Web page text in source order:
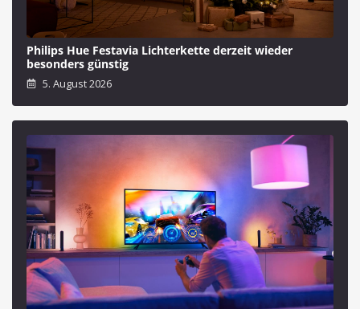
Philips Hue Festavia Lichterkette derzeit wieder
besonders günstig
5. August 2026